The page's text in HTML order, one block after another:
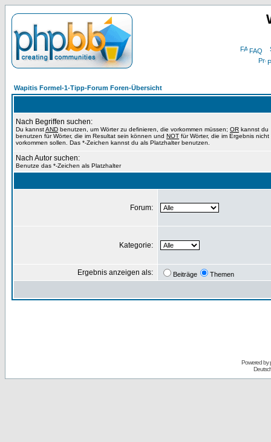
FAQ
Wapitis Formel-1-Tipp-Forum Foren-Übersicht
Nach Begriffen suchen:
Du kannstAND benutzen, um Wörter zu definieren, die vorkommen müssen; OR kannst du
benutzen für Wörter, die im Resultat sein können und NOT für Wörter, die im Ergebnis nicht
vorkommen sollen. Das *-Zeichen kannst du als Platzhalter benutzen.
Nach Autor suchen:
Benutze das *-Zeichen als Platzhalter
Forum:
Kategorie:
Ergebnis anzeigen als: Beiträge Themen
Powered by